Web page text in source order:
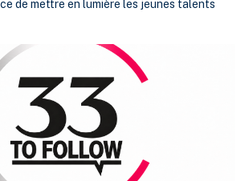
de mettre en lumière les jeunes talents